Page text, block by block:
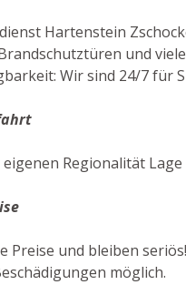
Hartenstein
und
Wir sind 24/7 für
Regionalität
Preise und bleiben
möglich.